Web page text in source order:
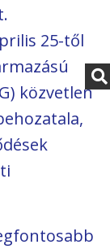
25-től
közvetlen